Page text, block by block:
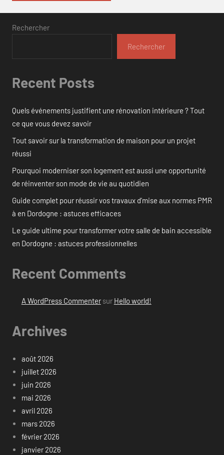
Rechercher
Rechercher
Recent Posts
Quels événements justifient une rénovation intérieure ? Tout
ce que vous devez savoir
Tout savoir sur la transformation de maison pour un projet
réussi
Pourquoi moderniser son logement est aussi une opportunité
de réinventer son mode de vie au quotidien
Guide complet pour réussir vos travaux d’mise aux normes PMR
à en Dordogne : astuces efficaces
Le guide ultime pour transformer votre salle de bain accessible
en Dordogne : astuces professionnelles
Recent Comments
A WordPress Commentersur Hello world!
Archives
août 2026
juillet 2026
juin 2026
mai 2026
avril 2026
mars 2026
février 2026
janvier 2026